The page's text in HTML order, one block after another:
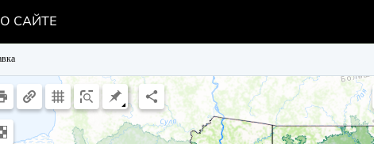
О САЙТЕ